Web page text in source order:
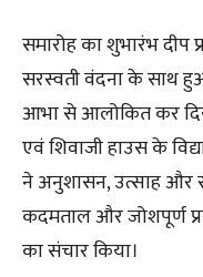
समारोह का शुभारंभ दीप
सरस्वती वंदना के साथ
आभा से आलोकित कर
एवं शिवाजी हाउस के
ने अनुशासन, उत्साह और
कदमताल और जोशपूर्ण
का संचार किया।